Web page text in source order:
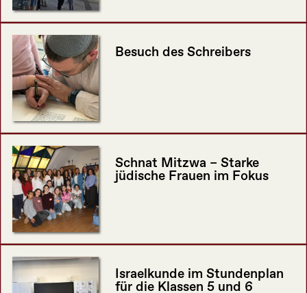
Besuch des Schreibers
Schnat Mitzwa – Starke
jüdische Frauen im Fokus
Israelkunde im Stundenplan
für die Klassen 5 und 6